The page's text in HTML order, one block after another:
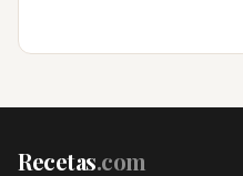
Recetas.com